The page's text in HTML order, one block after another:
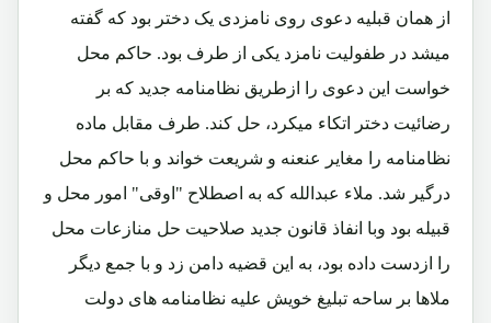
از همان قبلیه دعوی روی نامزدی یک دختر بود که گفته
میشد در طفولیت نامزد یکی از طرف بود. حاکم محل
خواست این دعوی را ازطریق نظامنامه جدید که بر
رضائیت دختر اتکاء میکرد، حل کند. طرف مقابل ماده
نظامنامه را مغایر عنعنه و شریعت خواند و با حاکم محل
درگیر شد. ملاء عبدالله که به اصطلاح "اوقی" امور محل و
قبیله بود وبا انفاذ قانون جدید صلاحیت حل منازعات محل
را ازدست داده بود، به این قضیه دامن زد و با جمع دیگر
ملاها بر ساحه تبلیغ خویش علیه نظامنامه های دولت